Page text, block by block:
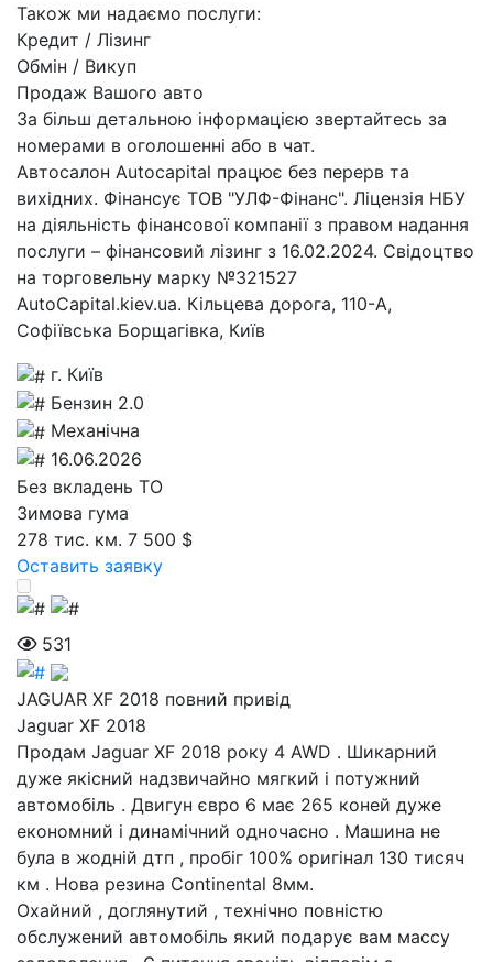
Також ми надаємо послуги:
Кредит / Лізинг
Обмін / Викуп
Продаж Вашого авто
За більш детальною інформацією звертайтесь за
номерами в оголошенні або в чат.
Автосалон Autocapital працює без перерв та
вихідних. Фінансує ТОВ "УЛФ-Фінанс". Ліцензія НБУ
на діяльність фінансової компанії з правом надання
послуги – фінансовий лізинг з 16.02.2024. Свідоцтво
на торговельну марку №321527
AutoCapital.kiev.ua. Кільцева дорога, 110-А,
Софіївська Борщагівка, Київ
г. Київ
Бензин 2.0
Механічна
16.06.2026
Без вкладень ТО
Зимова гума
278 тис. км. 7 500 $
Оставить заявку
531
JAGUAR XF 2018 повний привід
Jaguar XF 2018
Продам Jaguar XF 2018 року 4 AWD . Шикарний
дуже якісний надзвичайно мягкий і потужний
автомобіль . Двигун євро 6 має 265 коней дуже
економний і динамічний одночасно . Машина не
була в жодній дтп , пробіг 100% оригінал 130 тисяч
км . Нова резина Continental 8мм.
Охайний , доглянутий , технічно повністю
обслужений автомобіль який подарує вам массу